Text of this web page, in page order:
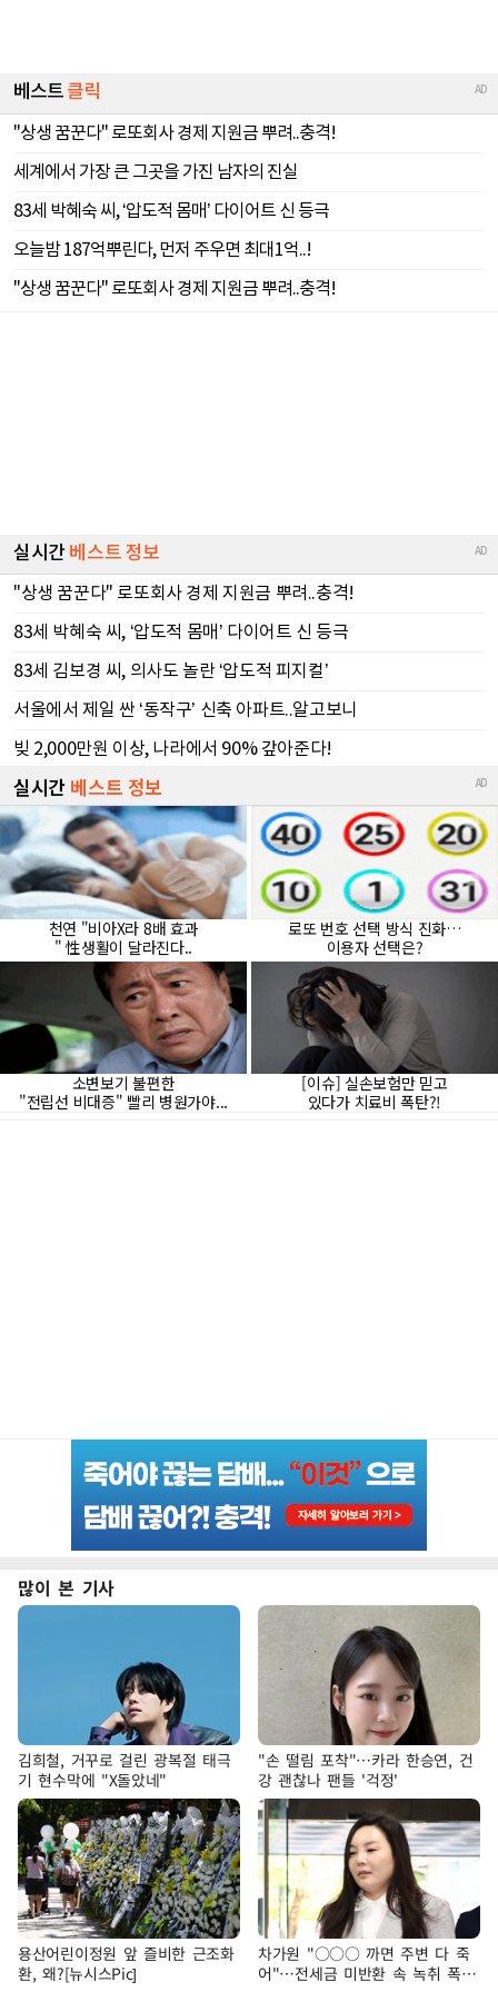
많이 본 기사
김희철, 거꾸로 걸린 광복절 태극
기 현수막에 "X돌았네"
"손 떨림 포착"…카라 한승연, 건
강 괜찮나 팬들 '걱정'
용산어린이정원 앞 즐비한 근조화
환, 왜?[뉴시스Pic]
차가원 "○○○ 까면 주변 다 죽
어"…전세금 미반환 속 녹취 폭로